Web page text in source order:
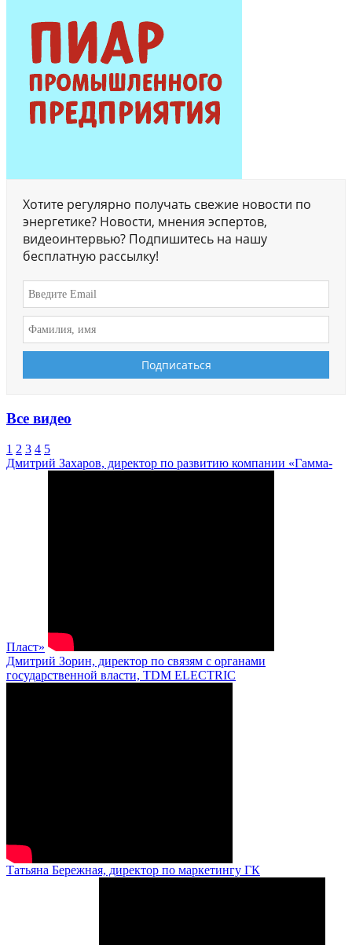
Хотите регулярно получать свежие новости по
энергетике? Новости, мнения эспертов,
видеоинтервью? Подпишитесь на нашу
бесплатную рассылку!
Все видео
1 2 3 4 5
Дмитрий Захаров, директор по развитию компании «Гамма-
Пласт»
Дмитрий Зорин, директор по связям с органами
государственной власти, TDM ELECTRIC
Татьяна Бережная, директор по маркетингу ГК